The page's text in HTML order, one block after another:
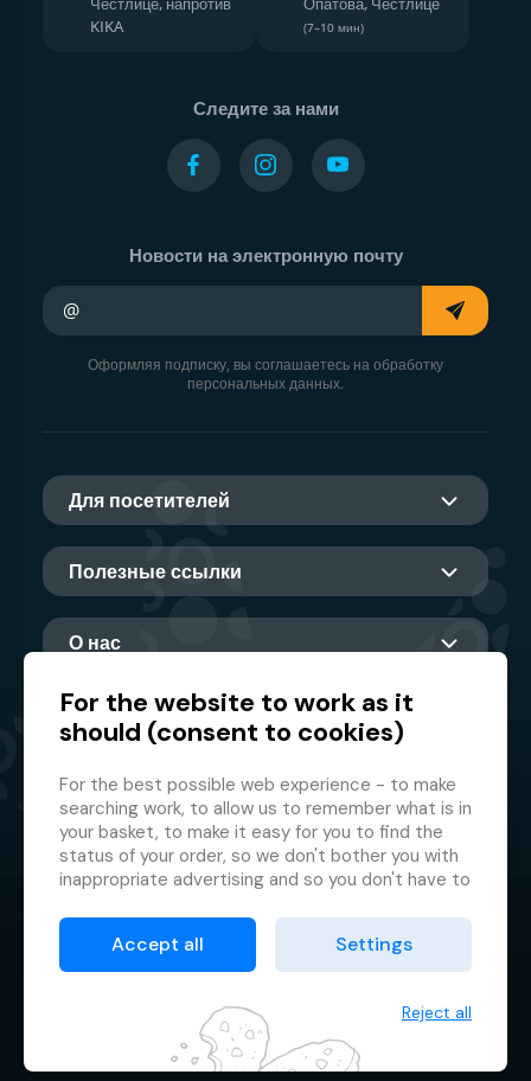
KIKA
(7–10 мин)
Следите за нами
Новости на электронную почту
Оформляя подписку, вы соглашаетесь на обработку
персональных данных.
Для посетителей
Полезные ссылки
О нас
Главный партнер
© 2026 GMF Aquapark Prague, a.s.
Защита персональных данных
Договорные условия
Менеджер файлов cookie
For the website to work as it
should (consent to cookies)
For the best possible web experience - to make
searching work, to allow us to remember what is in
your basket, to make it easy for you to find the
status of your order, so we don't bother you with
inappropriate advertising and so you don't have to
This is why we need your consent toprocessing
of cookies
, i.e. small files which are temporarily
consent and helping us to improve the website.
Accept all Settings
Reject all